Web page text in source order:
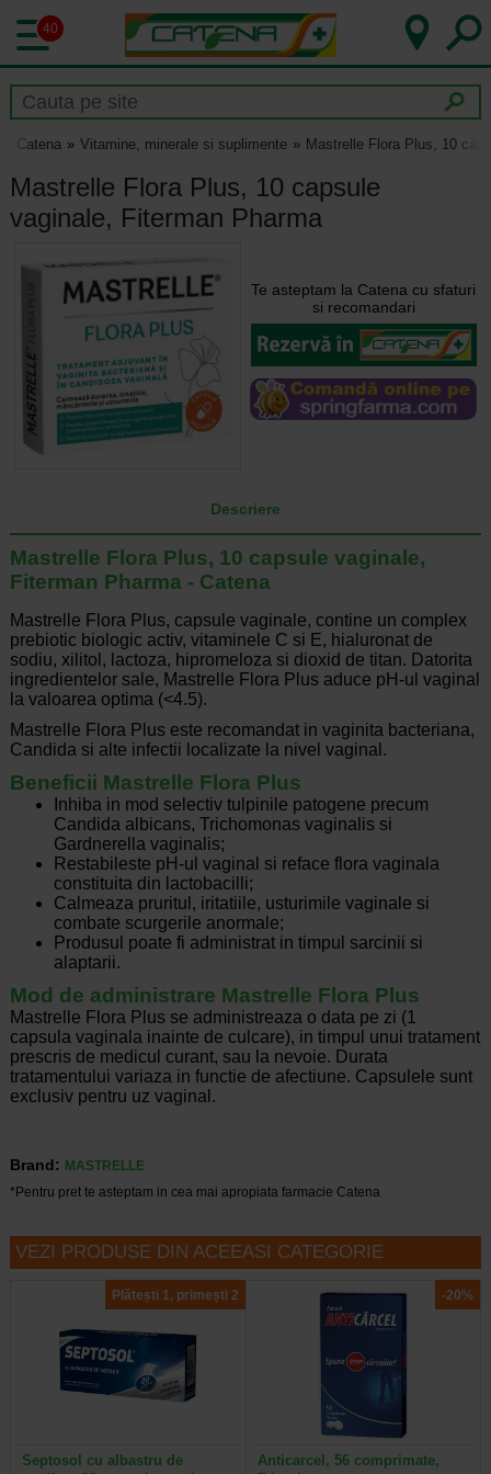
40
Catena Vitamine, minerale si suplimente Mastrelle Flora Plus, 10
Mastrelle Flora Plus, 10 capsule
vaginale, Fiterman Pharma
Te asteptam la Catena cu sfaturi
si recomandari
Descriere
Mastrelle Flora Plus, 10 capsule vaginale,
Fiterman Pharma - Catena
Mastrelle Flora Plus, capsule vaginale, contine un complex
prebiotic biologic activ, vitaminele C si E, hialuronat de
sodiu, xilitol, lactoza, hipromeloza si dioxid de titan. Datorita
ingredientelor sale, Mastrelle Flora Plus aduce pH-ul vaginal
la valoarea optima (<4.5).
Mastrelle Flora Plus este recomandat in vaginita bacteriana,
Candida si alte infectii localizate la nivel vaginal.
Beneficii Mastrelle Flora Plus
Inhiba in mod selectiv tulpinile patogene precum
Candida albicans, Trichomonas vaginalis si
Gardnerella vaginalis;
Restabileste pH-ul vaginal si reface flora vaginala
constituita din lactobacilli;
Calmeaza pruritul, iritatiile, usturimile vaginale si
combate scurgerile anormale;
Produsul poate fi administrat in timpul sarcinii si
alaptarii.
Mod de administrare Mastrelle Flora Plus
Mastrelle Flora Plus se administreaza o data pe zi (1
capsula vaginala inainte de culcare), in timpul unui tratament
prescris de medicul curant, sau la nevoie. Durata
tratamentului variaza in functie de afectiune. Capsulele sunt
exclusiv pentru uz vaginal.
Brand: MASTRELLE
*Pentru pret te asteptam in cea mai apropiata farmacie Catena
VEZI PRODUSE DIN ACEEASI CATEGORIE
Plătești 1, primești 2
Septosol cu albastru de
-20%
Anticarcel, 56 comprimate,